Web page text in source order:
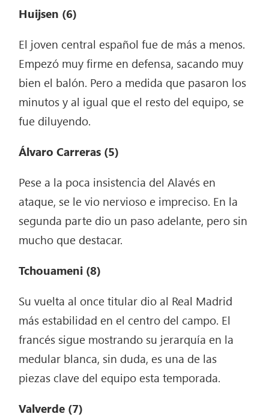
Huijsen (6)
El joven central español fue de más a menos.
Empezó muy firme en defensa, sacando muy
bien el balón. Pero a medida que pasaron los
minutos y al igual que el resto del equipo, se
fue diluyendo.
Álvaro Carreras (5)
Pese a la poca insistencia del Alavés en
ataque, se le vio nervioso e impreciso. En la
segunda parte dio un paso adelante, pero sin
mucho que destacar.
Tchouameni (8)
Su vuelta al once titular dio al Real Madrid
más estabilidad en el centro del campo. El
francés sigue mostrando su jerarquía en la
medular blanca, sin duda, es una de las
piezas clave del equipo esta temporada.
Valverde (7)